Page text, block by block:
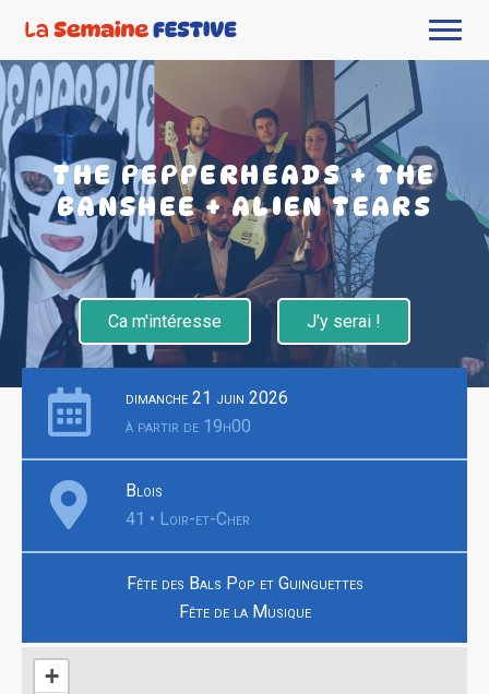
THE PEPPERHEADS + THE
BANSHEE + ALIEN TEARS
Ca m'intéresse J'y serai !
dimanche 21 juin 2026
à partir de 19h00
Blois
41 • Loir-et-Cher
Fête des Bals Pop et Guinguettes
Fête de la Musique
+